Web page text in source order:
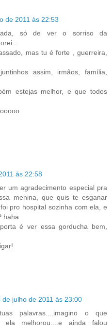
de 2011 às 22:53
só de ver o sorriso da
mas tu é forte , guerreira,
assim, irmãos, família,
estejas melhor, e que todos
às 22:58
um agradecimento especial pra
menina, que quis te esganar
pro hospital sozinha com ela, e
haha
é ver essa gorducha bem,
de julho de 2011 às 23:00
palavras....imagino o que
ela melhorou....e ainda falou